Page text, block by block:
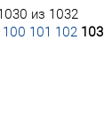
из 1032
100 101 102 103